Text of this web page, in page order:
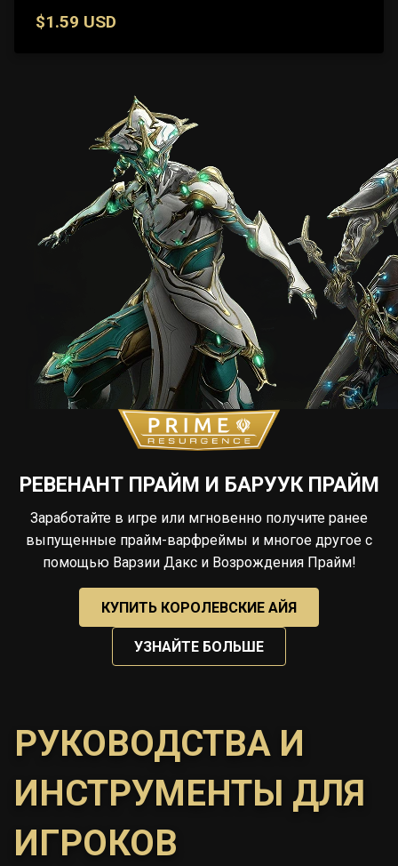
$1.59 USD
РЕВЕНАНТ ПРАЙМ И БАРУУК ПРАЙМ
Заработайте в игре или мгновенно получите ранее
выпущенные прайм-варфреймы и многое другое с
помощью Варзии Дакс и Возрождения Прайм!
КУПИТЬ КОРОЛЕВСКИЕ АЙЯ
УЗНАЙТЕ БОЛЬШЕ
РУКОВОДСТВА И
ИНСТРУМЕНТЫ ДЛЯ
ИГРОКОВ